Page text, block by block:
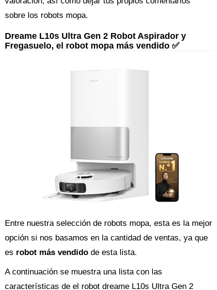
sobre los robots mopa.
Dreame L10s Ultra Gen 2 Robot Aspirador y
Fregasuelo, el robot mopa más vendido ✅
Entre nuestra selección de robots mopa, esta es la mejor
opción si nos basamos en la cantidad de ventas, ya que
es robot más vendido de esta lista.
A continuación se muestra una lista con las
características de el robot dreame L10s Ultra Gen 2